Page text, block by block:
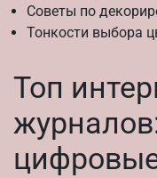
Советы по
Тонкости выбора
Топ